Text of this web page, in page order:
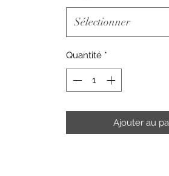
Sélectionner
Quantité *
Ajouter au